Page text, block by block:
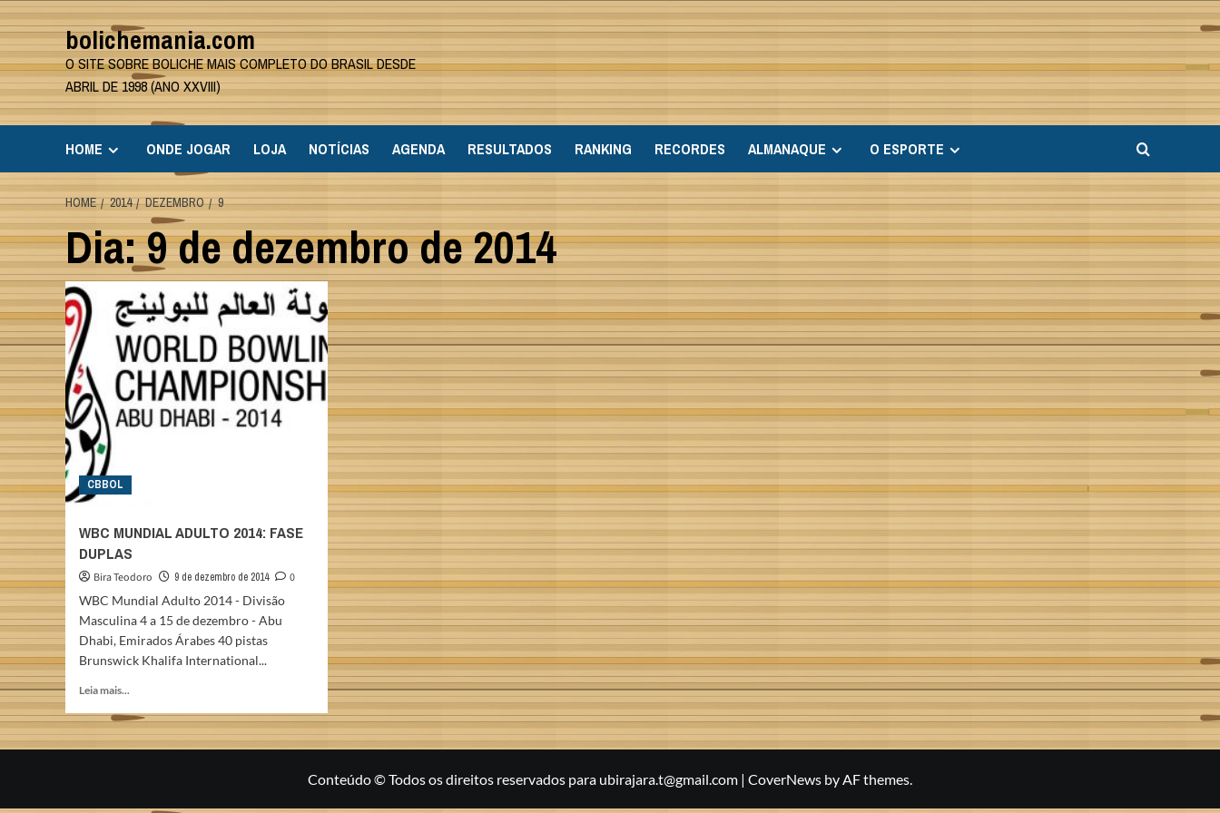
Skip
to
content
bolichemania.com
O SITE SOBRE BOLICHE MAIS COMPLETO DO BRASIL DESDE
ABRIL DE 1998 (ANO XXVIII)
HOME ONDE JOGAR LOJA NOTÍCIAS AGENDA RESULTADOS RANKING RECORDES ALMANAQUE O ESPORTE
HOME 2014 DEZEMBRO 9
Dia:9 de dezembro de 2014
CBBOL
WBC MUNDIAL ADULTO 2014: FASE
DUPLAS
Bira Teodoro 9 de dezembro de 2014
0
WBC Mundial Adulto 2014 - Divisão
Masculina 4 a 15 de dezembro - Abu
Dhabi, Emirados Árabes 40 pistas
Brunswick Khalifa International...
Leia mais...
about
WBC
FASE
Conteúdo © Todos os direitos reservados para ubirajara.t@gmail.com | CoverNews by AF themes.